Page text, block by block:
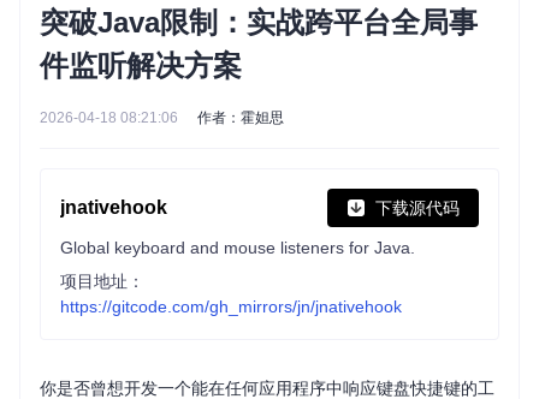
突破Java限制：实战跨平台全局事
件监听解决方案
2026-04-18 08:21:06 作者：霍妲思
jnativehook 下载源代码
Global keyboard and mouse listeners for Java.
项目地址：
https://gitcode.com/gh_mirrors/jn/jnativehook
你是否曾想开发一个能在任何应用程序中响应键盘快捷键的工